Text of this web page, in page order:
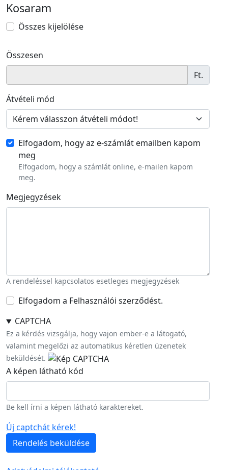
Kosaram
Összes kijelölése
Összesen
Ft.
Átvételi mód
Elfogadom, hogy az e-számlát emailben kapom
meg
Elfogadom, hogy a számlát online, e-mailen kapom
meg.
Megjegyzések
A rendeléssel kapcsolatos esetleges megjegyzések
Elfogadom a Felhasználói szerződést.
CAPTCHA
Ez a kérdés vizsgálja, hogy vajon ember-e a látogató,
valamint megelőzi az automatikus kéretlen üzenetek
beküldését.
A képen látható kód
Be kell írni a képen látható karaktereket.
Új captchát kérek!
Rendelés beküldése